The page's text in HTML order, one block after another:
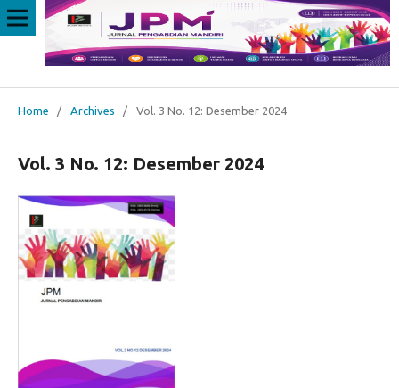
Home / Archives / Vol. 3 No. 12: Desember 2024
Vol. 3 No. 12: Desember 2024